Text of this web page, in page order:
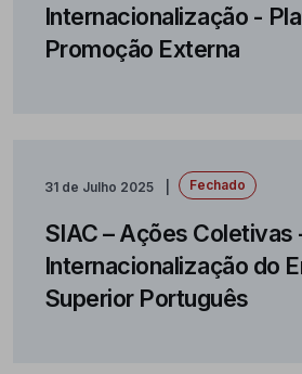
Internacionalização -
Promoção Externa
31 de Julho 2025 Fechado
SIAC – Ações Coletivas
Internacionalização do
Superior Português